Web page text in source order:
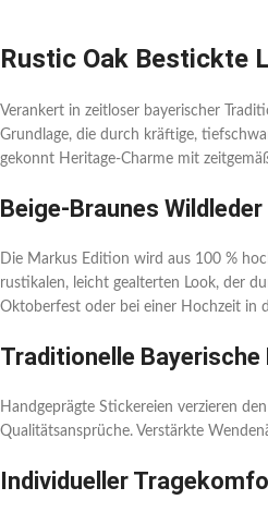
Rustic Oak Bestickte
Verankert in zeitloser bayerischer
Grundlage, die durch kräftige,
gekonnt Heritage-Charme mit
Beige-Braunes
Die Markus Edition wird aus 100 %
rustikalen, leicht gealterten Look, der
Oktoberfest oder bei einer Hochzeit in
Traditionelle
Handgeprägte Stickereien verzieren
Qualitätsansprüche. Verstärkte
Individueller